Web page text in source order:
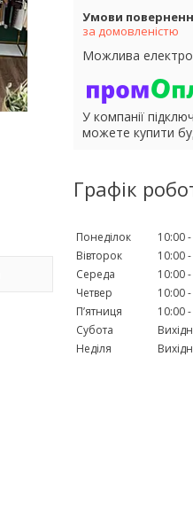
за домовленістю
У компанії
можете купити
Графік
Понеділок 10:00
Вівторок
10:00
Середа
10:00
Четвер
10:00
Пʼятниця
10:00
Субота
Неділя